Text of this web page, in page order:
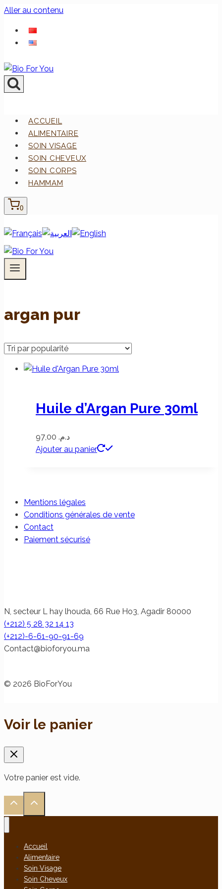
Aller au contenu
ACCUEIL
ALIMENTAIRE
SOIN VISAGE
SOIN CHEVEUX
SOIN CORPS
HAMMAM
0
argan pur
Huile d’Argan Pure 30ml
د.م.
Ajouter au panier
Mentions légales
Conditions générales de vente
Contact
Paiement sécurisé
N, secteur L hay lhouda, 66 Rue Ho3, Agadir 80000
(+212) 5 28 32 14 13
(+212)-6-61-90-91-69
am.uoyrofoib
@tcatnoC
© 2026 BioForYou
Voir le panier
Votre panier est vide.
Accueil
Alimentaire
Soin Visage
Soin Cheveux